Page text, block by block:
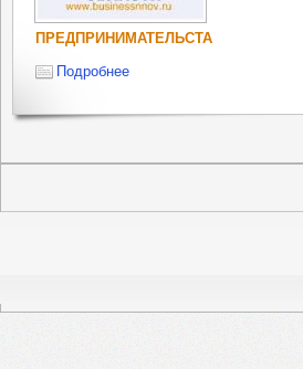
ПРЕДПРИНИМАТЕЛЬСТА
Подробнее